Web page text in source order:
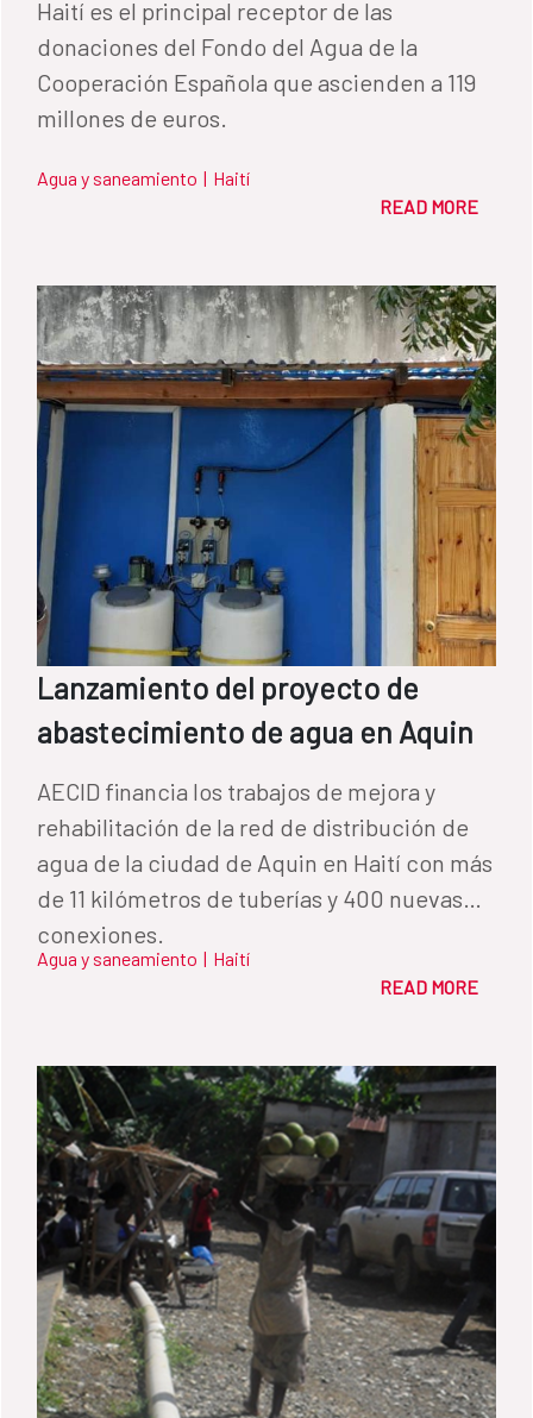
Haití es el principal receptor de las
donaciones del Fondo del Agua de la
Cooperación Española que ascienden a 119
millones de euros.
Agua y saneamiento | Haití
READ MORE
Lanzamiento del proyecto de
abastecimiento de agua en Aquin
AECID financia los trabajos de mejora y
rehabilitación de la red de distribución de
agua de la ciudad de Aquin en Haití con más
de 11 kilómetros de tuberías y 400 nuevas
conexiones.
Agua y saneamiento | Haití
READ MORE